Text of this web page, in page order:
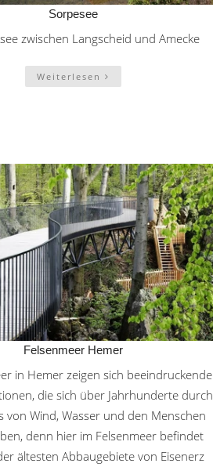
Sorpesee
zwischen Langscheid und Amecke
Weiterlesen
Felsenmeer Hemer
in Hemer zeigen sich beeindruckende
die sich über Jahrhunderte durch
von Wind, Wasser und den Menschen
denn hier im Felsenmeer befindet
ältesten Abbaugebiete von Eisenerz